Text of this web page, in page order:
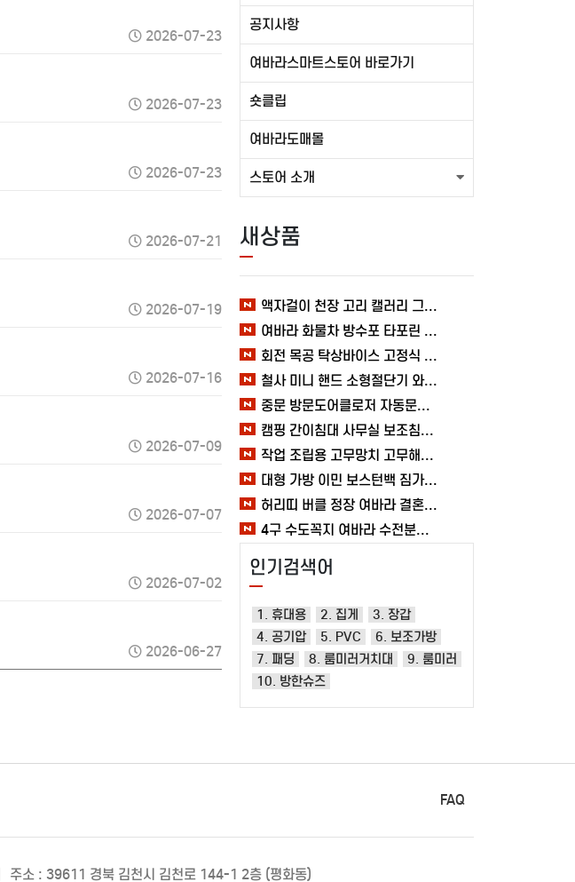
2026-07-23
2026-07-23
2026-07-23
2026-07-21
2026-07-19
2026-07-16
2026-07-09
2026-07-07
2026-07-02
2026-06-27
공지사항
여바라스마트스토어 바로가기
숏클립
여바라도매몰
스토어 소개
새상품
액자걸이 천장 고리 캘러리 그림걸이 레일 전시회 와이어 미술관 세트 여바라
여바라 화물차 방수포 타포린 시트 바닥 덮개 6X8, 캠핑 텐트 블루 그라운드시트
회전 목공 탁상바이스 고정식 클램프 360도 바이스 여바라 테이블
철사 미니 핸드 소형절단기 와이어 휴대용 철편컷팅기 커터기 절단기 여바라 자물쇠
중문 방문도어클로저 자동문닫힘 와이어 무타공 슬라이딩 미닫이 열림방지 1.2mm 여바라
캠핑 간이침대 사무실 보조침대 접이식 휴대용 여바라 고시원침대 이동식
작업 조립용 고무망치 고무해머 타일 목공 선반설치 캠핑 스틸 여바라
대형 가방 이민 보스턴백 짐가방 옷 빅사이즈 여행 대용량 수납 이사 여바라
허리띠 버클 정장 여바라 결혼식벨트 레일트랙 소가죽벨트 남성
4구 수도꼭지 여바라 수전분배기 베란다 청소 연결구 두갈래 수도분배기 커넥터 세탁기
인기검색어
1. 휴대용 2. 집게
3. 장갑
4. 공기압
5. PVC
6. 보조가방
7. 패딩
8. 룸미러거치대
9. 룸미러
10. 방한슈즈
FAQ
주소 : 39611 경북 김천시 김천로 144-1 2층 (평화동)